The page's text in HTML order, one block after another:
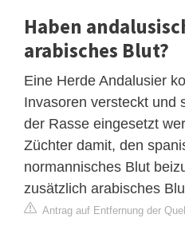
Haben
arabisches Blut?
Eine Herde Andalusier
Invasoren versteckt und
der Rasse eingesetzt
Züchter damit, den
normannisches Blut
zusätzlich arabisches
Antrag auf Entfernung der